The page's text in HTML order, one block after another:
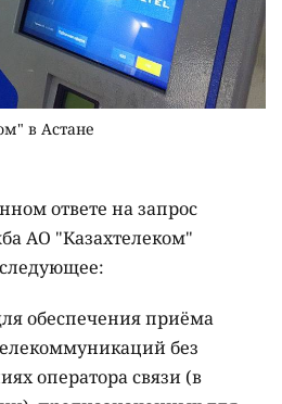
в Астане
ответе на запрос
АО "Казахтелеком"
обеспечения приёма
без
оператора связи (в